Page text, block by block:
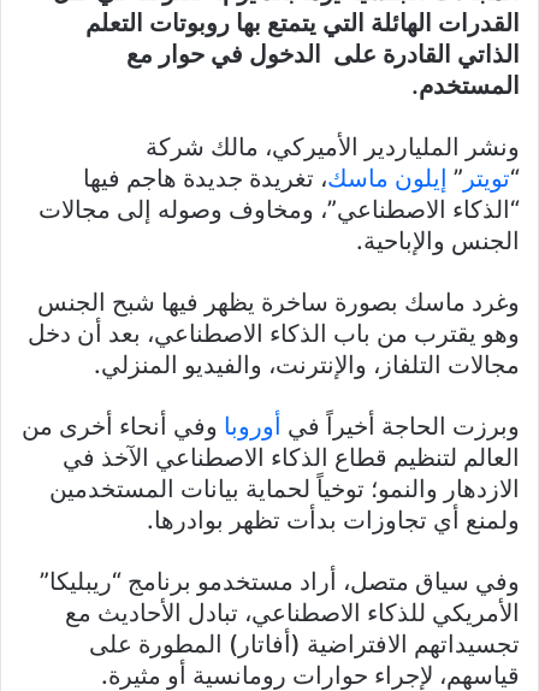
القدرات الهائلة التي يتمتع بها روبوتات التعلم
الذاتي القادرة على الدخول في حوار مع
المستخدم.
ونشر الملياردير الأميركي، مالك شركة
“تويتر ” إيلون ماسك، تغريدة جديدة هاجم فيها
“الذكاء الاصطناعي”، ومخاوف وصوله إلى مجالات
الجنس والإباحية.
وغرد ماسك بصورة ساخرة يظهر فيها شبح الجنس
وهو يقترب من باب الذكاء الاصطناعي، بعد أن دخل
مجالات التلفاز، والإنترنت، والفيديو المنزلي.
وبرزت الحاجة أخيراً في أوروبا وفي أنحاء أخرى من
العالم لتنظيم قطاع الذكاء الاصطناعي الآخذ في
الازدهار والنمو؛ توخياً لحماية بيانات المستخدمين
ولمنع أي تجاوزات بدأت تظهر بوادرها.
وفي سياق متصل، أراد مستخدمو برنامج “ريبليكا”
الأمريكي للذكاء الاصطناعي، تبادل الأحاديث مع
تجسيداتهم الافتراضية (أفاتار) المطورة على
قياسهم، لإجراء حوارات رومانسية أو مثيرة.